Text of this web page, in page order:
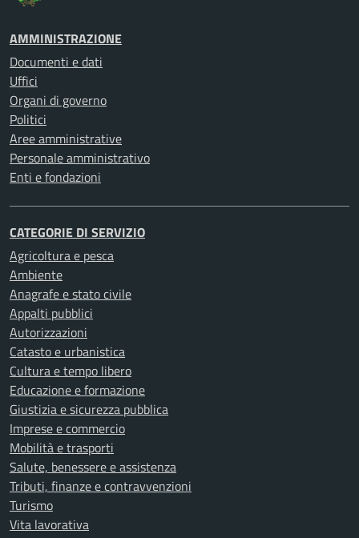
AMMINISTRAZIONE
Documenti e dati
Uffici
Organi di governo
Politici
Aree amministrative
Personale amministrativo
Enti e fondazioni
CATEGORIE DI SERVIZIO
Agricoltura e pesca
Ambiente
Anagrafe e stato civile
Appalti pubblici
Autorizzazioni
Catasto e urbanistica
Cultura e tempo libero
Educazione e formazione
Giustizia e sicurezza pubblica
Imprese e commercio
Mobilità e trasporti
Salute, benessere e assistenza
Tributi, finanze e contravvenzioni
Turismo
Vita lavorativa